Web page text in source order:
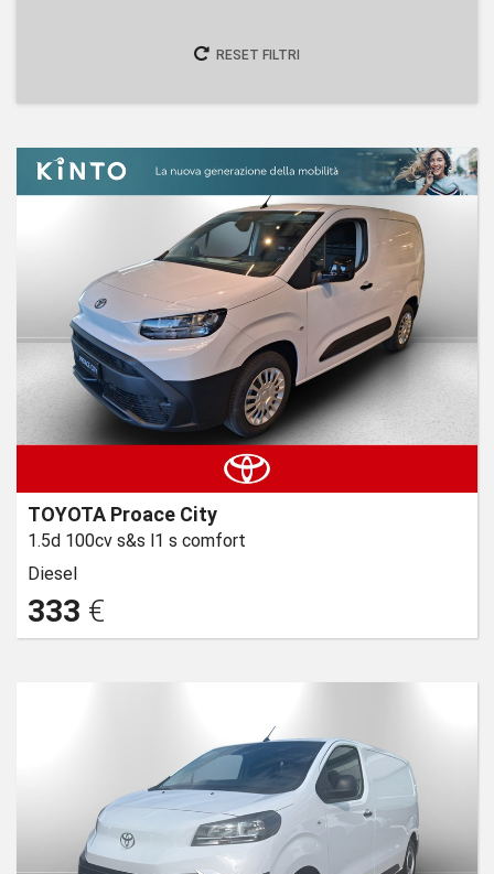
RESET FILTRI
TOYOTA Proace City
1.5d 100cv s&s l1 s comfort
Diesel
333 €